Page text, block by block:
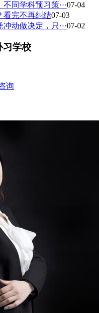
同学科预习策···07-04
看完不再纠结07-03
动做决定，只···07-02
学校
询